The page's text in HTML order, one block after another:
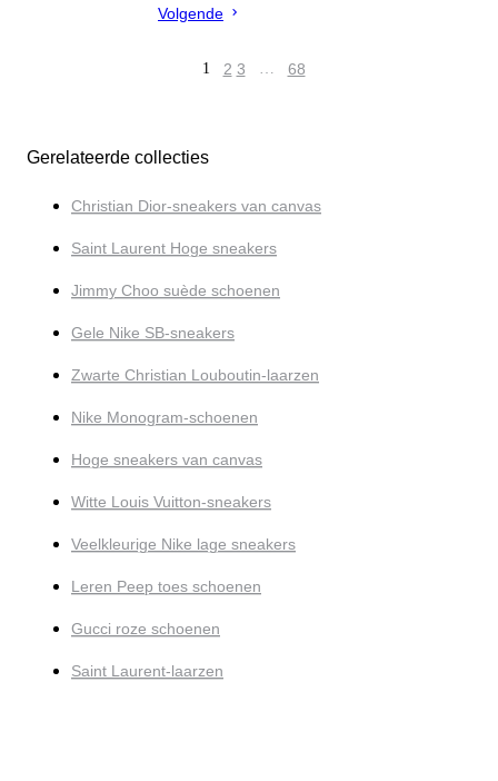
Volgende
1 2 3 … 68
Gerelateerde collecties
Christian Dior-sneakers van canvas
Saint Laurent Hoge sneakers
Jimmy Choo suède schoenen
Gele Nike SB-sneakers
Zwarte Christian Louboutin-laarzen
Nike Monogram-schoenen
Hoge sneakers van canvas
Witte Louis Vuitton-sneakers
Veelkleurige Nike lage sneakers
Leren Peep toes schoenen
Gucci roze schoenen
Saint Laurent-laarzen